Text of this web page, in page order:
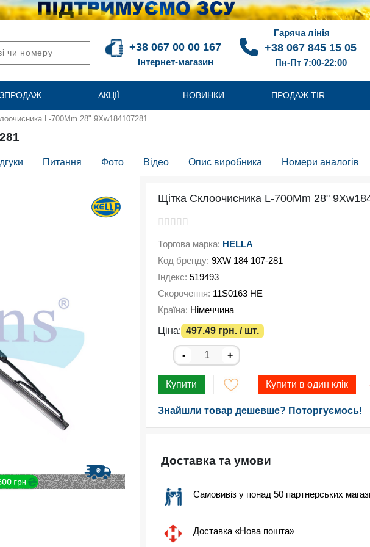
+38 067 00 00 167
Інтернет-магазин
Гаряча лінія
+38 067 845 15 05
Пн-Пт 7:00-22:00
АКЦІЇ НОВИНКИ ПРОДАЖ TIR
L-700Mm 28" 9Xw184107281
Питання Фото Відео Опис виробника Номери аналогів
Щітка Склоочисника L-700Mm 28"
Торгова марка: HELLA
Код бренду: 9XW 184 107-281
Індекс: 519493
Скорочення: 11S0163 HE
Країна: Німеччина
Ціна: 497.49 грн. / шт.
- +
Купити Купити в один клік
Знайшли товар дешевше? Поторгуємось!
Доставка та умови
Самовивіз у понад 50 партнерських
Доставка «Нова пошта»